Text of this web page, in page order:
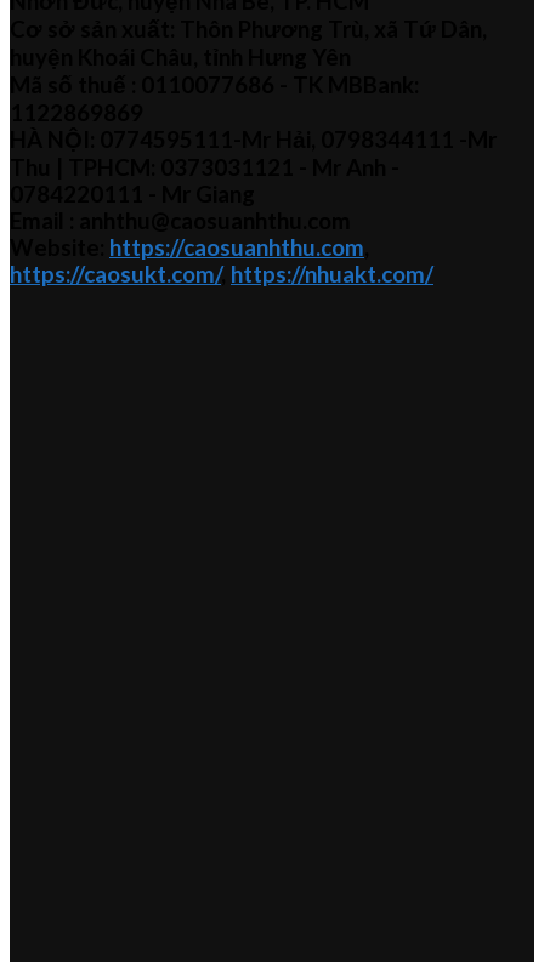
https://caosuanhthu.com
https://caosukt.com/, https://nhuakt.com/